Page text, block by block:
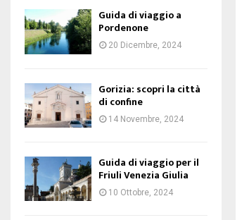
Guida di viaggio a
Pordenone
20 Dicembre, 2024
Gorizia: scopri la città
di confine
14 Novembre, 2024
Guida di viaggio per il
Friuli Venezia Giulia
10 Ottobre, 2024